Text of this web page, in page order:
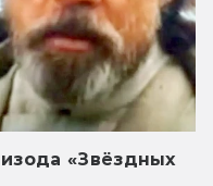
«Звёздных